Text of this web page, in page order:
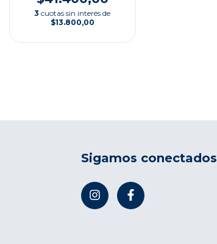
3 cuotas sin interés de
$13.800,00
Sigamos conectados